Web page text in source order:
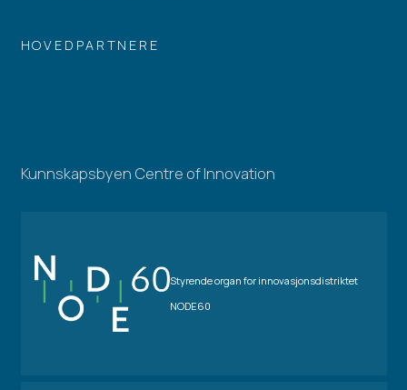
HOVEDPARTNERE
Kunnskapsbyen Centre of Innovation
Styrende organ for innovasjonsdistriktet
NODE60